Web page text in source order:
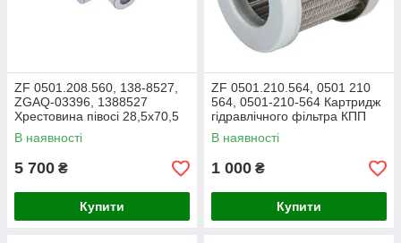
ZF 0501.208.560, 138-8527,
ZGAQ-03396, 1388527
Хрестовина півосі 28,5х70,5
В наявності
5 700 ₴
Купити
ZF 0501.210.564, 0501 210
564, 0501-210-564 Картридж
гідравлічного фільтра КПП
для 2HL270, ZF 2HL100
В наявності
1 000 ₴
Купити